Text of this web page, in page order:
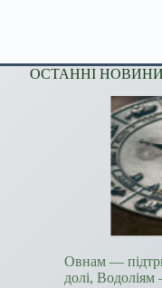
ОСТАННІ НОВИНИ
Овнам —
долі,